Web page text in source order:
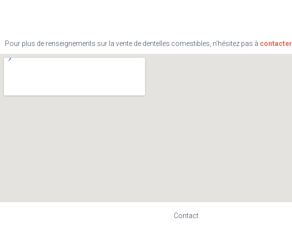
Pour plus de renseignements sur la vente de dentelles comestibles, n’hésitez pas à contacter
Contact